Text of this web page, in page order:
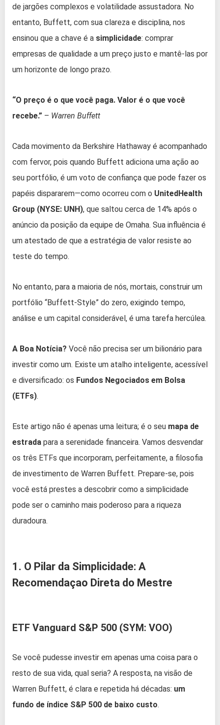
de jargões complexos e volatilidade assustadora. No
entanto, Buffett, com sua clareza e disciplina, nos
ensinou que a chave é a simplicidade: comprar
empresas de qualidade a um preço justo e mantê-las por
um horizonte de longo prazo.
“O preço é o que você paga. Valor é o que você
recebe.” – Warren Buffett
Cada movimento da Berkshire Hathaway é acompanhado
com fervor, pois quando Buffett adiciona uma ação ao
seu portfólio, é um voto de confiança que pode fazer os
papéis dispararem—como ocorreu com o UnitedHealth
Group (NYSE: UNH), que saltou cerca de 14% após o
anúncio da posição da equipe de Omaha. Sua influência é
um atestado de que a estratégia de valor resiste ao
teste do tempo.
No entanto, para a maioria de nós, mortais, construir um
portfólio “Buffett-Style” do zero, exigindo tempo,
análise e um capital considerável, é uma tarefa hercúlea.
A Boa Notícia? Você não precisa ser um bilionário para
investir como um. Existe um atalho inteligente, acessível
e diversificado: os Fundos Negociados em Bolsa
(ETFs).
Este artigo não é apenas uma leitura; é o seu mapa de
estrada para a serenidade financeira. Vamos desvendar
os três ETFs que incorporam, perfeitamente, a filosofia
de investimento de Warren Buffett. Prepare-se, pois
você está prestes a descobrir como a simplicidade
pode ser o caminho mais poderoso para a riqueza
duradoura.
1. O Pilar da Simplicidade: A
Recomendaçao Direta do Mestre
ETF Vanguard S&P 500 (SYM: VOO)
Se você pudesse investir em apenas uma coisa para o
resto de sua vida, qual seria? A resposta, na visão de
Warren Buffett, é clara e repetida há décadas: um
fundo de índice S&P 500 de baixo custo.